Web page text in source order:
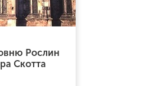
Рослин
Скотта